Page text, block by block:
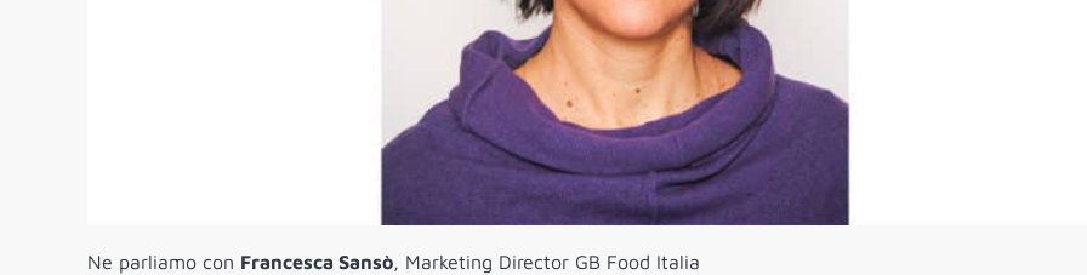
Ne parliamo con Francesca Sansò, Marketing Director GB Food Italia